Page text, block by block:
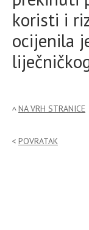
koristi i
ocijenila
NA VRH STRANICE
POVRATAK